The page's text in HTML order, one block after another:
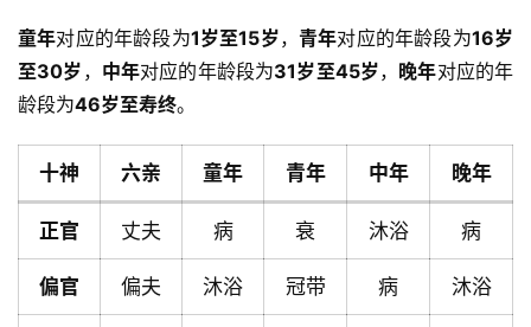
首
童年对应的年龄段为1岁至15岁，青年对应的年龄段为16岁
至30岁 ， 中年对应的年龄段为31岁至45岁， 晚年对应的年
龄段为46岁至寿终。
十神 六亲 童年 青年 中年 晚年
正官 丈夫 病 衰 沐浴 病
偏官 偏夫 沐浴 冠带 病 沐浴